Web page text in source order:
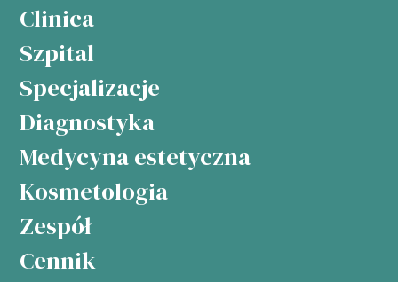
Clinica
Szpital
Specjalizacje
Diagnostyka
Medycyna estetyczna
Kosmetologia
Zespół
Cennik